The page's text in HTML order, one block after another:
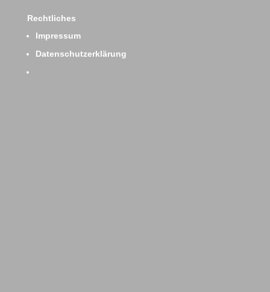
Rechtliches
Impressum
Datenschutzerklärung